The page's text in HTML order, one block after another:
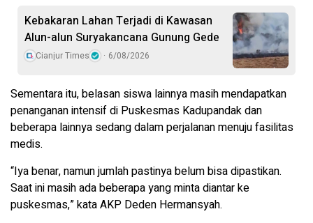
Kebakaran Lahan Terjadi di Kawasan
Alun-alun Suryakancana Gunung Gede
Cianjur Times 6/08/2026
Sementara itu, belasan siswa lainnya masih mendapatkan
penanganan intensif di Puskesmas Kadupandak dan
beberapa lainnya sedang dalam perjalanan menuju fasilitas
medis.
“Iya benar, namun jumlah pastinya belum bisa dipastikan.
Saat ini masih ada beberapa yang minta diantar ke
puskesmas,” kata AKP Deden Hermansyah.